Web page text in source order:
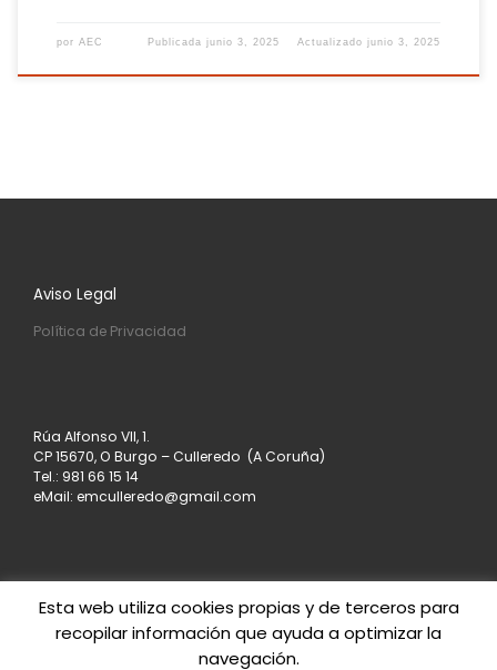
por AEC Publicadajunio 3, 2025 Actualizadojunio 3, 2025
Aviso Legal
Política de Privacidad
Rúa Alfonso VII, 1.
CP 15670, O Burgo – Culleredo (A Coruña)
Tel.: 981 66 15 14
eMail: emculleredo@gmail.com
© 2026Asociación de Empresarios de Culleredo
Todos los derechos reservados
Esta web utiliza cookies propias y de terceros para
recopilar información que ayuda a optimizar la
navegación.